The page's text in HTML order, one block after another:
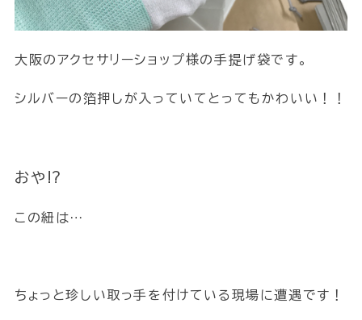
大阪のアクセサリーショップ様の手提げ袋です。
シルバーの箔押しが入っていてとってもかわいい！！
おや⁉
この紐は…
ちょっと珍しい取っ手を付けている現場に遭遇です！